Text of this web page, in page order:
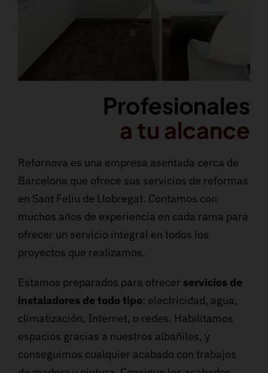
Profesionales
a tu alcance
Refornova es una empresa asentada cerca de
Barcelona que ofrece sus servicios de reformas
en Sant Feliu de Llobregat. Contamos con
muchos años de experiencia en cada rama para
ofrecer un servicio integral en todos los
proyectos que realizamos.
Estamos preparados para ofrecer servicios de
instaladores de todo tipo: electricidad, agua,
climatización, Internet, o redes. Habilitamos
espacios gracias a nuestros albañiles, y
conseguimos cualquier acabado con trabajos